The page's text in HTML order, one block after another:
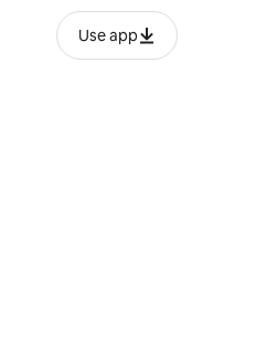
Use app